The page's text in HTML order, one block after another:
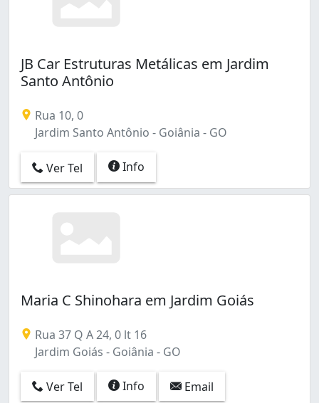
JB Car Estruturas Metálicas em Jardim
Santo Antônio
Rua 10, 0
Jardim Santo Antônio - Goiânia - GO
Ver Tel Info
Maria C Shinohara em Jardim Goiás
Rua 37 Q A 24, 0 lt 16
Jardim Goiás - Goiânia - GO
Ver Tel Info Email